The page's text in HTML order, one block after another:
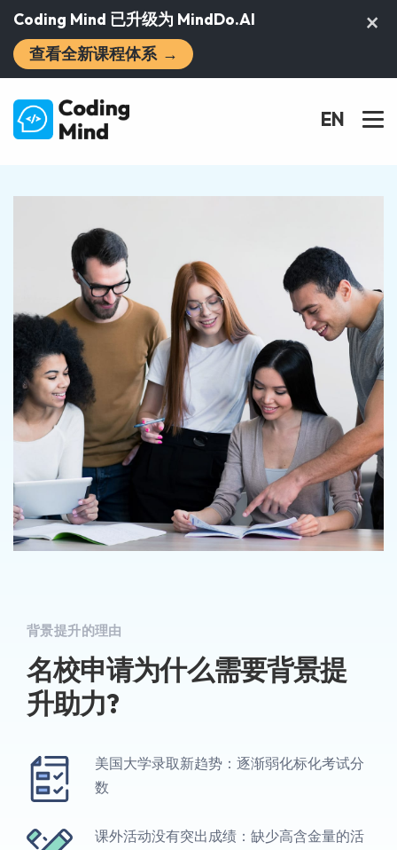
Coding Mind 已升级为 MindDo.AI
查看全新课程体系 →
×
EN
背景提升的理由
名校申请为什么需要背景提
升助力?
美国大学录取新趋势：逐渐弱化标化考试分
数
课外活动没有突出成绩：缺少高含金量的活